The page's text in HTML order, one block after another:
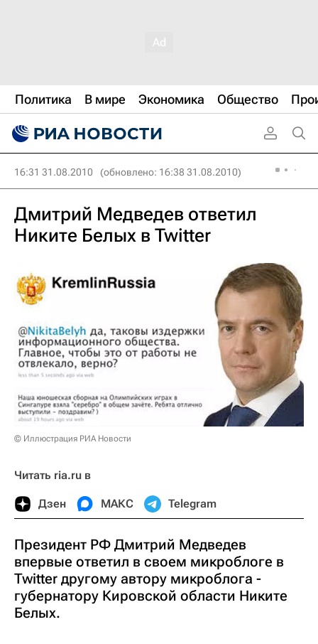
Политика В мире Экономика Общество
16:31 31.08.2010 (обновлено: 16:38 31.08.2010)
Дмитрий Медведев ответил
Никите Белых в Twitter
© Иллюстрация РИА Новости
Читать ria.ru в
Дзен МАКС Telegram
Президент РФ Дмитрий Медведев
впервые ответил в своем микроблоге в
Twitter другому автору микроблога -
губернатору Кировской области Никите
Белых.